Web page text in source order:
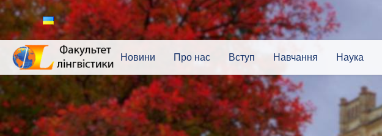
Новини Про нас Вступ Навчання Наука